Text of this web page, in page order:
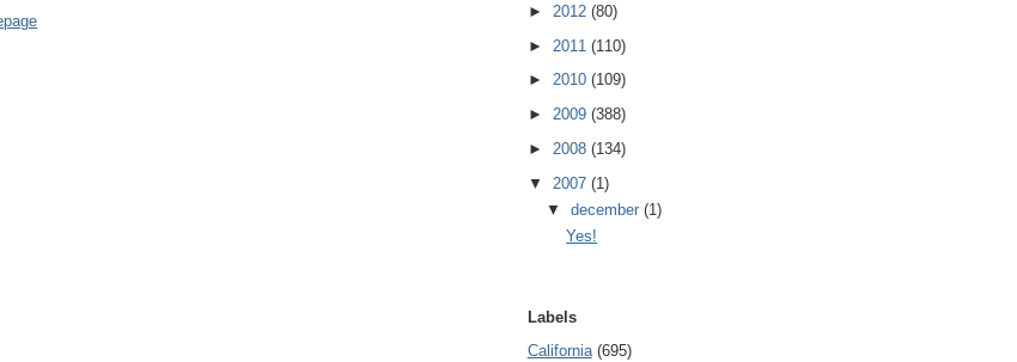
► 2012 (80)
► 2011 (110)
► 2010 (109)
► 2009 (388)
► 2008 (134)
▼ 2007 (1)
▼december(1)
Yes!
Labels
California (695)